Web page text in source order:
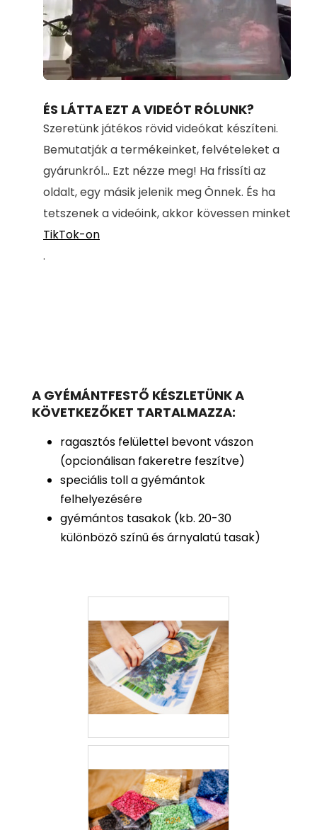
Unmute Loaded
100.00%
ÉS LÁTTA EZT A VIDEÓT RÓLUNK?
Szeretünk játékos rövid videókat készíteni.
Bemutatják a termékeinket, felvételeket a
gyárunkról... Ezt nézze meg! Ha frissíti az
oldalt, egy másik jelenik meg Önnek. És ha
tetszenek a videóink, akkor kövessen minket
TikTok-on
.
A GYÉMÁNTFESTŐ KÉSZLETÜNK A
KÖVETKEZŐKET TARTALMAZZA:
ragasztós felülettel bevont vászon
(opcionálisan fakeretre feszítve)
speciális toll a gyémántok
felhelyezésére
gyémántos tasakok (kb. 20-30
különböző színű és árnyalatú tasak)